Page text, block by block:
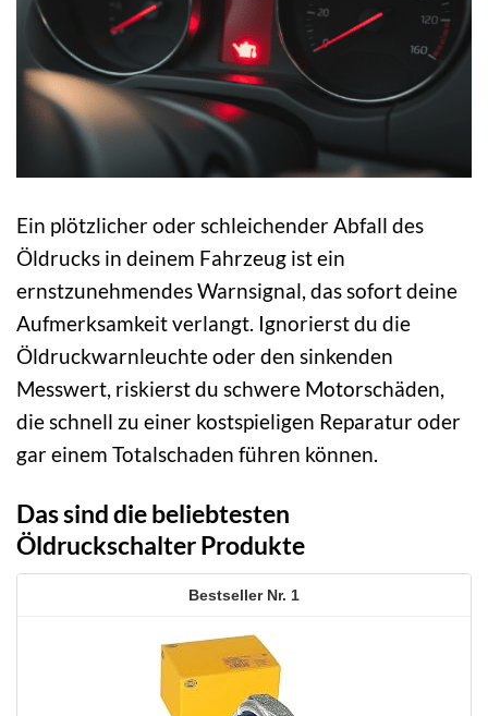
Ein plötzlicher oder schleichender Abfall des
Öldrucks in deinem Fahrzeug ist ein
ernstzunehmendes Warnsignal, das sofort deine
Aufmerksamkeit verlangt. Ignorierst du die
Öldruckwarnleuchte oder den sinkenden
Messwert, riskierst du schwere Motorschäden,
die schnell zu einer kostspieligen Reparatur oder
gar einem Totalschaden führen können.
Das sind die beliebtesten
Öldruckschalter Produkte
1